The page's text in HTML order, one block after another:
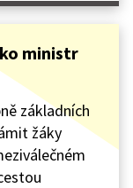
ministr
základních
žáky